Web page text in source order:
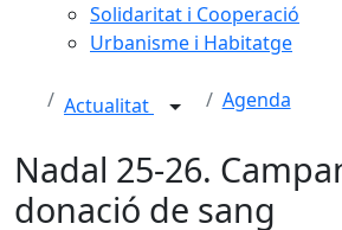
Solidaritat i Cooperació
Urbanisme i Habitatge
Actualitat Agenda
Nadal 25-26.
donació de sang